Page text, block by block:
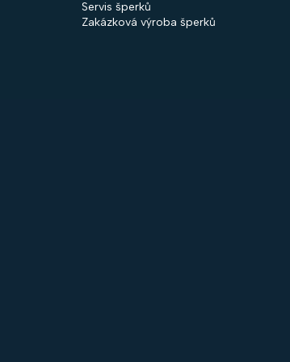
Servis šperků
Zakázková výroba šperků